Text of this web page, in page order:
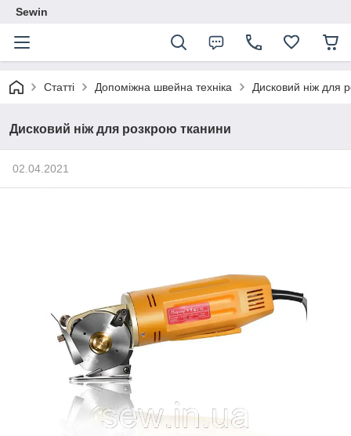
Sewin
Статті Допоміжна швейна техніка Дисковий ніж для
Дисковий ніж для розкрою тканини
02.04.2021